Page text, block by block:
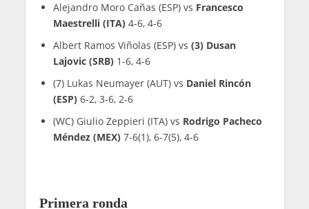
Alejandro Moro Cañas (ESP) vs Francesco
Maestrelli (ITA)4-6, 4-6
Albert Ramos Viñolas (ESP) vs (3) Dusan
Lajovic (SRB)1-6, 4-6
(7) Lukas Neumayer (AUT) vs Daniel Rincón
(ESP)6-2, 3-6, 2-6
(WC) Giulio Zeppieri (ITA) vs Rodrigo Pacheco
Méndez (MEX)7-6(1), 6-7(5), 4-6
Primera ronda